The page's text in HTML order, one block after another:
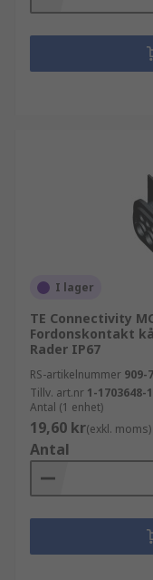
I lager
TE Connectivity
Fordonskontakt
Rader IP67
RS-artikelnummer 909-
Tillv. art.nr 1-1703648-1
Antal (1 enhet)
19,60 kr(exkl. moms)
Antal